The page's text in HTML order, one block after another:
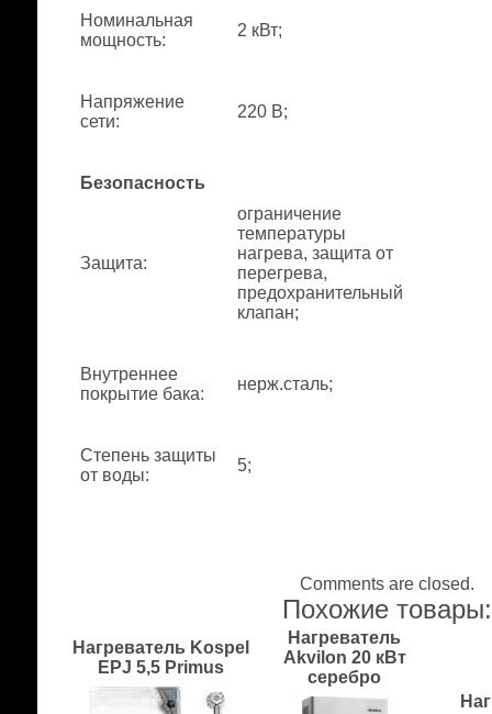
Номинальная
мощность:
2 кВт;
Напряжение
сети:
220 В;
Безопасность
Защита:
ограничение
температуры
нагрева, защита от
перегрева,
предохранительный
клапан;
Внутреннее
покрытие бака:
нерж.сталь;
Степень защиты
от воды:
5;
Comments are closed.
Похожие товары:
Нагреватель Kospel
EPJ 5,5 Primus
Нагреватель
Akvilon 20 кВт
серебро